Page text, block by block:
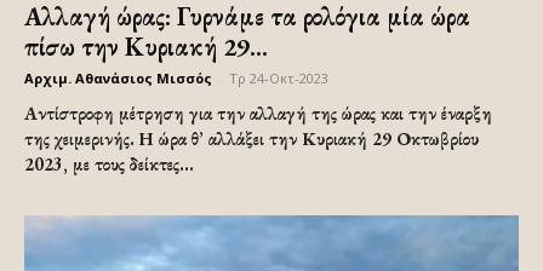
Αλλαγή ώρας: Γυρνάμε τα ρολόγια μία ώρα
πίσω την Κυριακή 29...
Αρχιμ. Αθανάσιος Μισσός Τρ 24-Οκτ-2023
Αντίστροφη μέτρηση για την αλλαγή της ώρας και την έναρξη
της χειμερινής. Η ώρα θ’ αλλάξει την Κυριακή 29 Οκτωβρίου
2023, με τους δείκτες...